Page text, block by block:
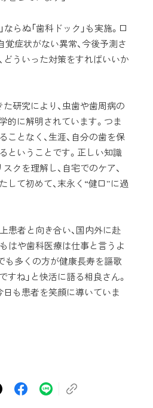
ならぬ「歯科ドック」も実施。口
覚症状がない異常、今後予測さ
どういった対策をすればいいか
研究により、虫歯や歯周病の
的に解明されています。つま
ことなく、生涯、自分の歯を保
ということです。正しい知識
クを理解し、自宅でのケア、
して初めて、末永く“健口”に過
患者と向き合い、国内外に赴
はや歯科医療は仕事と言うよ
も多くの方が健康長寿を謳歌
ね」と快活に語る相良さん。
日も患者を笑顔に導いていま